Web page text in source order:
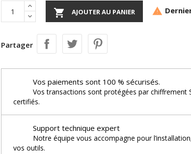
 AJOUTER AU PANIER 
Partager
Vos paiements sont 100 % sécurisés.
Vos transactions sont protégées par chiffrement
certifiés.
Support technique expert
Notre équipe vous accompagne pour
vos outils.